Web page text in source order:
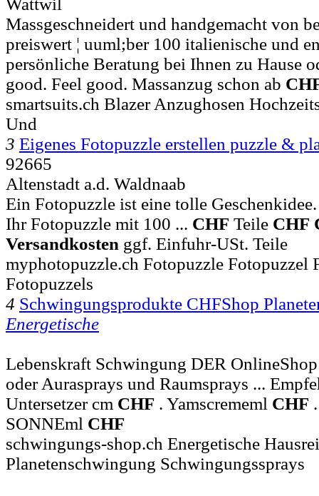
Wattwil
Massgeschneidert und handgemacht von
preiswert ¦ uuml;ber 100 italienische und
persönliche Beratung bei Ihnen zu Hause
good. Feel good. Massanzug schon ab
smartsuits.ch Blazer Anzughosen
Und
3 Eigenes Fotopuzzle erstellen puzzle &
92665
Altenstadt a.d. Waldnaab
Ein Fotopuzzle ist eine tolle
Ihr Fotopuzzle mit 100 ... CHF Teile CHF
Versandkosten ggf. Einfuhr-USt. Teile
myphotopuzzle.ch Fotopuzzle Fotopuzzel
Fotopuzzels
4 Schwingungsprodukte CHFShop
Energetische
Lebenskraft Schwingung DER
oder Aurasprays und Raumsprays ...
Untersetzer cm CHF . Yamscrememl CHF
SONNEml CHF
schwingungs-shop.ch Energetische
Planetenschwingung Schwingungssprays